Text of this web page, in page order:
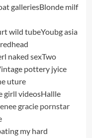
galleriesBlonde milf
wild tubeYoubg asia
naked sexTwo
pottery jyice
uture
girll videosHallle
gracie pornstar
my hard